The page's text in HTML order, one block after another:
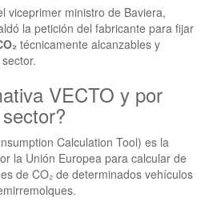
viceprimer ministro de Baviera,
la petición del fabricante para fijar
técnicamente alcanzables y
VECTO y por
Calculation Tool) es la
la Unión Europea para calcular de
de CO₂ de determinados vehículos